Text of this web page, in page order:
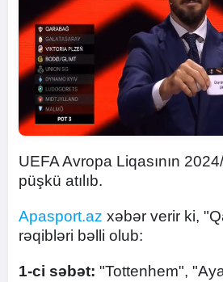
UEFA Avropa Liqasının
püşkü atılıb.
Apasport.az xəbər verir ki,
rəqibləri bəlli olub:
1-ci səbət: "Tottenhem",